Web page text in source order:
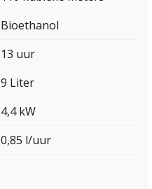
Bioethanol
13 uur
9 Liter
4,4 kW
0,85 l/uur